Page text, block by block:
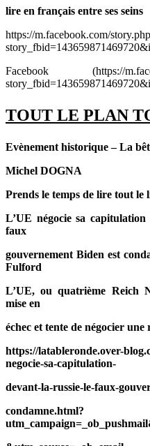
lire en français entre ses seins
https://m.facebook.com/
Facebook (https://
TOUT LE PLAN
Evènement historique – La
Michel DOGNA
Prends le temps de lire tout le
L’UE négocie sa
faux
gouvernement Biden est
Fulford
L’UE, ou quatrième Reich
mise en
échec et tente de négocier
https://latableronde.over-
negocie-sa-capitulation-
devant-la-russie-le-faux-
condamne.html?